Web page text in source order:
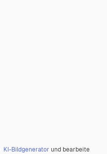
KI-Bildgenerator und bearbeite